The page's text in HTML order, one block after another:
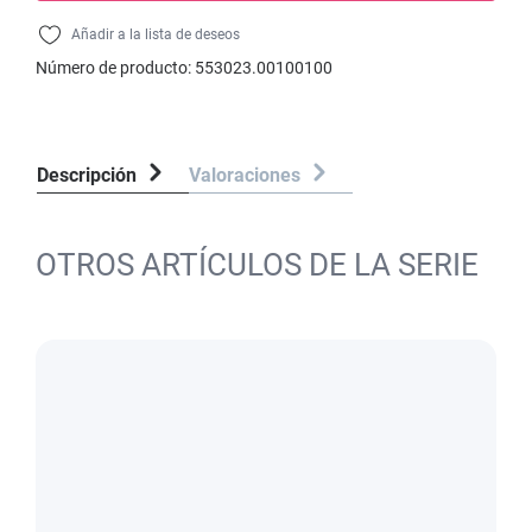
Añadir a la lista de deseos
Número de producto: 553023.00100100
Descripción Valoraciones
OTROS ARTÍCULOS DE LA SERIE